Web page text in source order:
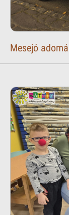
Mesejó